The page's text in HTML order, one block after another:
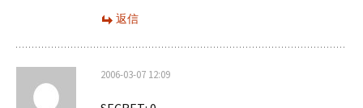
返信
2006-03-07 12:09